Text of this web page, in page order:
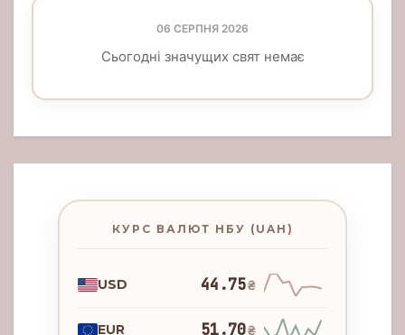
06 СЕРПНЯ 2026
Сьогодні значущих свят немає
КУРС ВАЛЮТ НБУ (UAH)
USD 44.75₴
EUR 51.70₴